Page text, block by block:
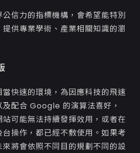
信力的指標機構，會希望能特別
供專業學術、產業相關知識的瀏
快速的環境，為因應科技的飛速
配合 Google 的演算法喜好，
可能無法持續發揮效用，或者在
操作，都已經不敷使用。如果考
將會依照不同目的規劃不同的設